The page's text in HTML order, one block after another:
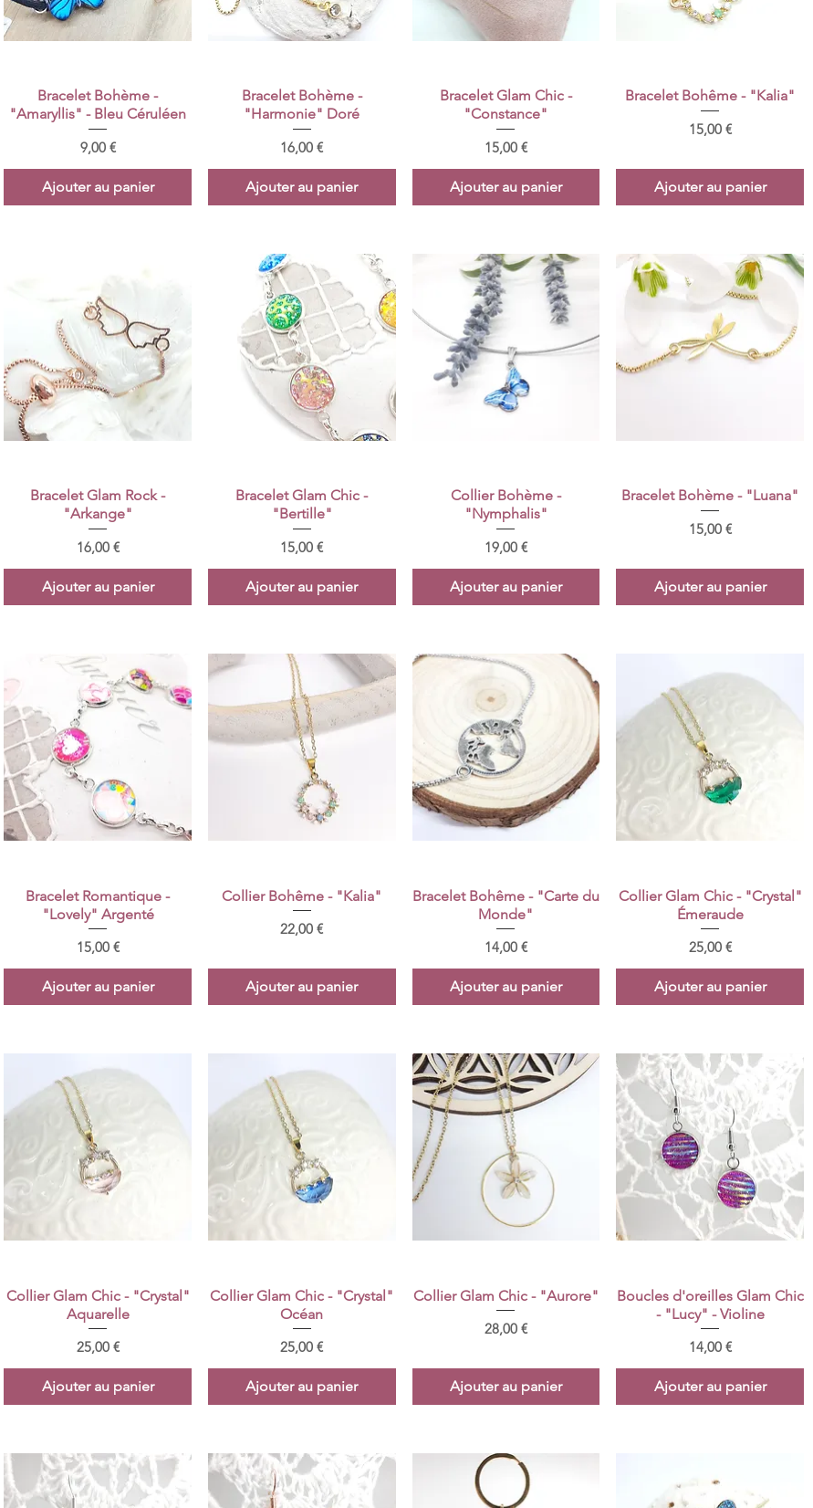
Aperçu rapide
Bracelet Bohème -
"Amaryllis" - Bleu Céruléen
Prix
9,00 €
Ajouter au panier
Aperçu rapide
Bracelet Bohème -
"Harmonie" Doré
Prix
16,00 €
Ajouter au panier
Aperçu rapide
Bracelet Glam Chic -
"Constance"
Prix
15,00 €
Ajouter au panier
Aperçu rapide
Bracelet Bohême - "Kalia"
Prix
15,00 €
Ajouter au panier
Aperçu rapide
Bracelet Glam Rock -
"Arkange"
Prix
16,00 €
Ajouter au panier
Aperçu rapide
Bracelet Glam Chic -
"Bertille"
Prix
15,00 €
Ajouter au panier
Aperçu rapide
Collier Bohème -
"Nymphalis"
Prix
19,00 €
Ajouter au panier
Aperçu rapide
Bracelet Bohème - "Luana"
Prix
15,00 €
Ajouter au panier
Aperçu rapide
Bracelet Romantique -
"Lovely" Argenté
Prix
15,00 €
Ajouter au panier
Aperçu rapide
Collier Bohême - "Kalia"
Prix
22,00 €
Ajouter au panier
Aperçu rapide
Bracelet Bohême - "Carte du
Monde"
Prix
14,00 €
Ajouter au panier
Aperçu rapide
Collier Glam Chic - "Crystal"
Émeraude
Prix
25,00 €
Ajouter au panier
Aperçu rapide
Collier Glam Chic - "Crystal"
Aquarelle
Prix
25,00 €
Ajouter au panier
Aperçu rapide
Collier Glam Chic - "Crystal"
Océan
Prix
25,00 €
Ajouter au panier
Aperçu rapide
Collier Glam Chic - "Aurore"
Prix
28,00 €
Ajouter au panier
Aperçu rapide
Boucles d'oreilles Glam Chic
- "Lucy" - Violine
Prix
14,00 €
Ajouter au panier